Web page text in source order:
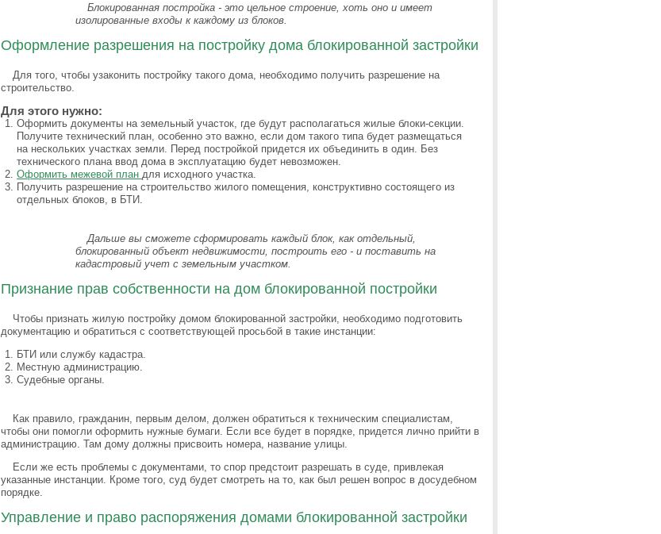
Блокированная постройка - это цельное строение, хоть оно и имеет
изолированные входы к каждому из блоков.
Оформление разрешения на постройку дома блокированной застройки
Для того, чтобы узаконить постройку такого дома, необходимо получить разрешение на
строительство.
Для этого нужно:
Оформить документы на земельный участок, где будут располагаться жилые блоки-секции.
Получите технический план, особенно это важно, если дом такого типа будет размещаться
на нескольких участках земли. Перед постройкой придется их объединить в один. Без
технического плана ввод дома в эксплуатацию будет невозможен.
Оформить межевой план для исходного участка.
Получить разрешение на строительство жилого помещения, конструктивно состоящего из
отдельных блоков, в БТИ.
Дальше вы сможете сформировать каждый блок, как отдельный,
блокированный объект недвижимости, построить его - и поставить на
кадастровый учет с земельным участком.
Признание прав собственности на дом блокированной постройки
Чтобы признать жилую постройку домом блокированной застройки, необходимо подготовить
документацию и обратиться с соответствующей просьбой в такие инстанции:
БТИ или службу кадастра.
Местную администрацию.
Судебные органы.
Как правило, гражданин, первым делом, должен обратиться к техническим специалистам,
чтобы они помогли оформить нужные бумаги. Если все будет в порядке, придется лично прийти в
администрацию. Там дому должны присвоить номера, название улицы.
Если же есть проблемы с документами, то спор предстоит разрешать в суде, привлекая
указанные инстанции. Кроме того, суд будет смотреть на то, как был решен вопрос в досудебном
порядке.
Управление и право распоряжения домами блокированной застройки